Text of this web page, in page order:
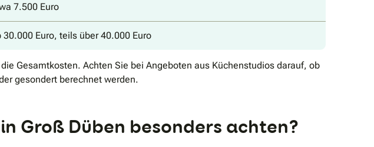
7.500 Euro
30.000 Euro, teils über 40.000 Euro
Gesamtkosten. Achten Sie bei Angeboten aus Küchenstudios darauf, ob
gesondert berechnet werden.
Groß Düben besonders achten?